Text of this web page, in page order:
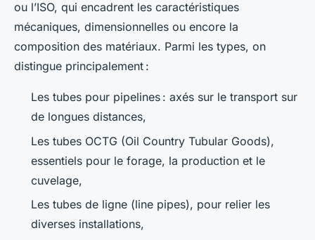
ou l’ISO, qui encadrent les caractéristiques
mécaniques, dimensionnelles ou encore la
composition des matériaux. Parmi les types, on
distingue principalement :
Les tubes pour pipelines : axés sur le transport sur
de longues distances,
Les tubes OCTG (Oil Country Tubular Goods),
essentiels pour le forage, la production et le
cuvelage,
Les tubes de ligne (line pipes), pour relier les
diverses installations,